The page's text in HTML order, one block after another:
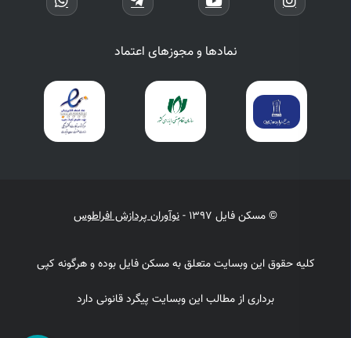
نمادها و مجوزهای اعتماد
© مسکن فایل 1397 - نوآوران پردازش افراطوس
کلیه حقوق این وبسایت متعلق به مسکن فایل بوده و هرگونه کپی
برداری از مطالب این وبسایت پیگرد قانونی دارد